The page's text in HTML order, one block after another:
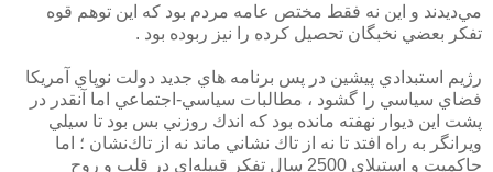
مي‌ديدند و اين نه فقط مختص عامه مردم بود كه اين توهم قوه
تفكر بعضي نخبگان تحصيل كرده را نيز ربوده بود .
رژيم استبدادي پيشين در پس برنامه هاي جديد دولت نوپاي آمريكا
فضاي سياسي را گشود ، مطالبات سياسي-اجتماعي اما آنقدر در
پشت اين ديوار نهفته مانده بود كه اندك روزني بس بود تا سيلي
ويرانگر به راه افتد تا نه از تاك نشاني ماند نه از تاك‌نشان ؛ اما
حاكميت و استيلاي 2500 سال تفكر قبيله‌اي در قلب و روح